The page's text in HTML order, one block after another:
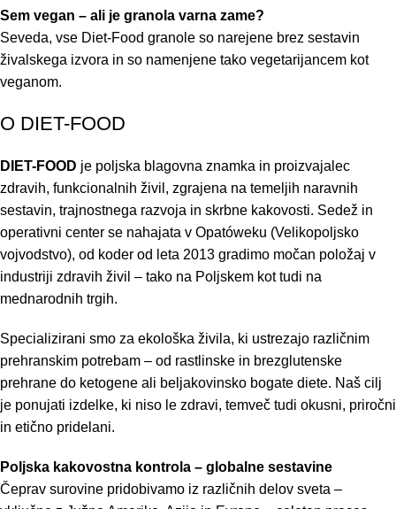
Sem vegan – ali je granola varna zame?
Seveda, vse Diet-Food granole so narejene brez sestavin
živalskega izvora in so namenjene tako vegetarijancem kot
veganom.
O DIET-FOOD
DIET-FOOD je poljska blagovna znamka in proizvajalec
zdravih, funkcionalnih živil, zgrajena na temeljih naravnih
sestavin, trajnostnega razvoja in skrbne kakovosti. Sedež in
operativni center se nahajata v Opatóweku (Velikopoljsko
vojvodstvo), od koder od leta 2013 gradimo močan položaj v
industriji zdravih živil – tako na Poljskem kot tudi na
mednarodnih trgih.
Specializirani smo za ekološka živila, ki ustrezajo različnim
prehranskim potrebam – od rastlinske in brezglutenske
prehrane do ketogene ali beljakovinsko bogate diete. Naš cilj
je ponujati izdelke, ki niso le zdravi, temveč tudi okusni, priročni
in etično pridelani.
Poljska kakovostna kontrola – globalne sestavine
Čeprav surovine pridobivamo iz različnih delov sveta –